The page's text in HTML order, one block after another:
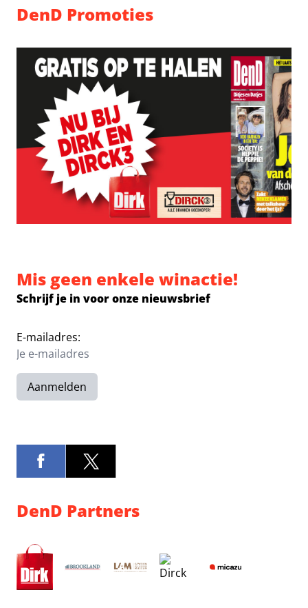
DenD Promoties
Mis geen enkele winactie!
Schrijf je in voor onze nieuwsbrief
E-mailadres:
Aanmelden
DenD Partners